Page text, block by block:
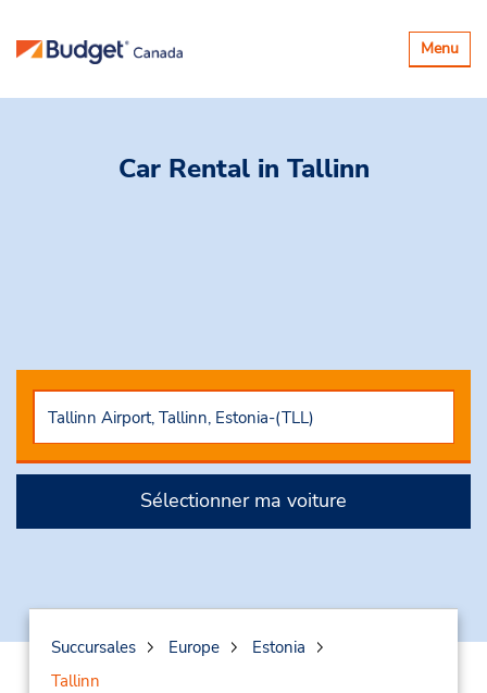
Basculer
la
Menu
Car Rental in Tallinn
Sélectionner ma voiture
Succursales Europe
Estonia
Tallinn